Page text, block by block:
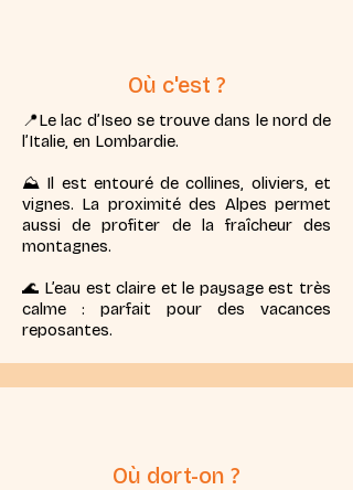
Où c'est ?
📍Le lac d’Iseo se trouve dans le nord de
l’Italie, en Lombardie.
⛰️ Il est entouré de collines, oliviers, et
vignes. La proximité des Alpes permet
aussi de profiter de la fraîcheur des
montagnes.
🌊 L’eau est claire et le paysage est très
calme : parfait pour des vacances
reposantes.
Où dort-on ?